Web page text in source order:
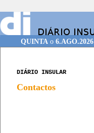
QUINTAo 6.AGO.2026
DIÁRIO INSULAR
Contactos